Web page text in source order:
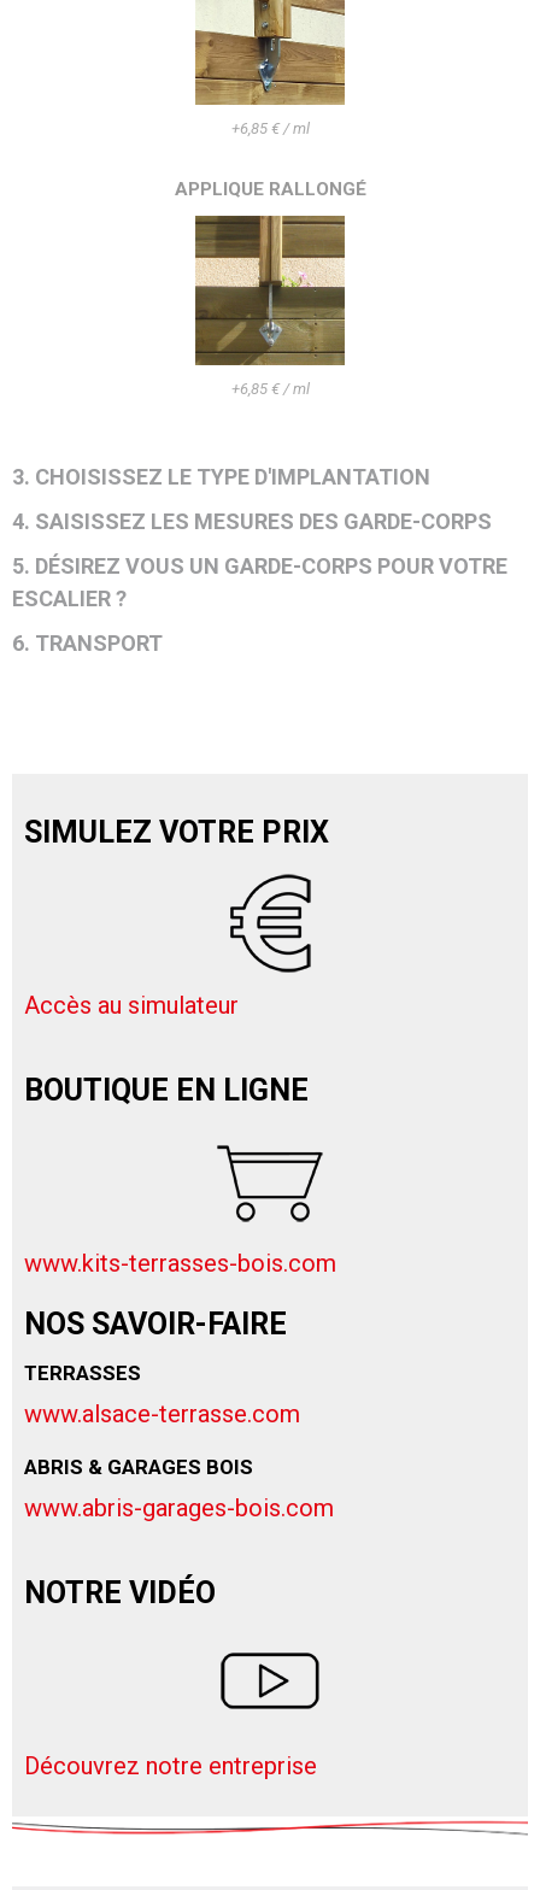
+6,85 € / ml
APPLIQUE RALLONGÉ
+6,85 € / ml
3. CHOISISSEZ LE TYPE D'IMPLANTATION
4. SAISISSEZ LES MESURES DES GARDE-CORPS
5. DÉSIREZ VOUS UN GARDE-CORPS POUR VOTRE
ESCALIER ?
6. TRANSPORT
SIMULEZ VOTRE PRIX
Accès au simulateur
BOUTIQUE EN LIGNE
www.kits-terrasses-bois.com
NOS SAVOIR-FAIRE
TERRASSES
www.alsace-terrasse.com
ABRIS & GARAGES BOIS
www.abris-garages-bois.com
NOTRE VIDÉO
Découvrez notre entreprise